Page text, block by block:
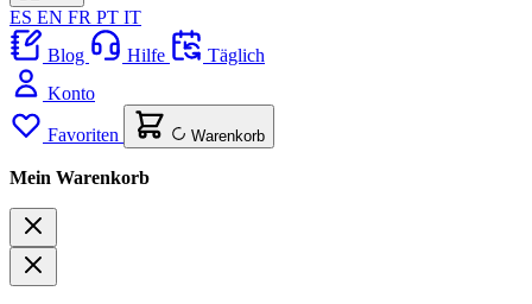
ES EN FR PT IT
Blog
Hilfe
Täglich
Konto
Favoriten Warenkorb
Mein Warenkorb